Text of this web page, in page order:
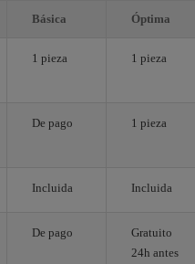
Básica Óptima
1 pieza 1 pieza
De pago 1 pieza
Incluida Incluida
De pago
Gratuito
24h antes